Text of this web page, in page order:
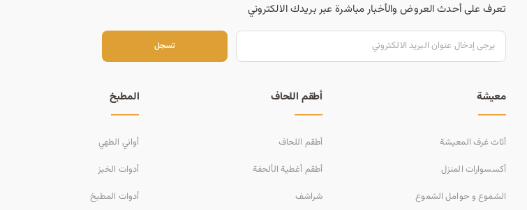
تعرف على أحدث العروض والأخبار مباشرة عبر بريدك الالكتروني
تسجل
تسجل معيشة
أثاث غرف المعيشة
أكسسوارات المنزل
الشموع و حوامل الشموع
أطقم اللحاف
أطقم اللحاف
أطقم أغطية الألحفة
شراشف
المطبخ
أواني الطهي
أدوات الخبز
أدوات المطبخ